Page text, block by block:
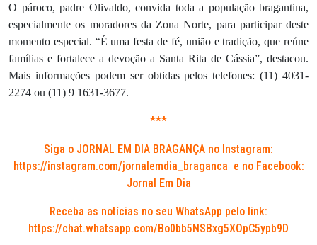
O pároco, padre Olivaldo, convida toda a população bragantina,
especialmente os moradores da Zona Norte, para participar deste
momento especial. “É uma festa de fé, união e tradição, que reúne
famílias e fortalece a devoção a Santa Rita de Cássia”, destacou.
Mais informações podem ser obtidas pelos telefones: (11) 4031-
2274 ou (11) 9 1631-3677.
***
Siga o JORNAL EM DIA BRAGANÇA no Instagram:
https://instagram.com/jornalemdia_braganca e no Facebook:
Jornal Em Dia
Receba as notícias no seu WhatsApp pelo link:
https://chat.whatsapp.com/Bo0bb5NSBxg5XOpC5ypb9D